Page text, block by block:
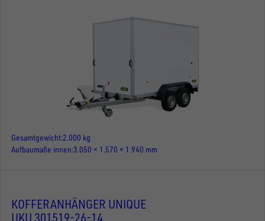
Gesamtgewicht 2.000 kg
Aufbaumaße innen 3.050 × 1.570 × 1.940 mm
KOFFERANHÄNGER UNIQUE
UKU 301519-26-14